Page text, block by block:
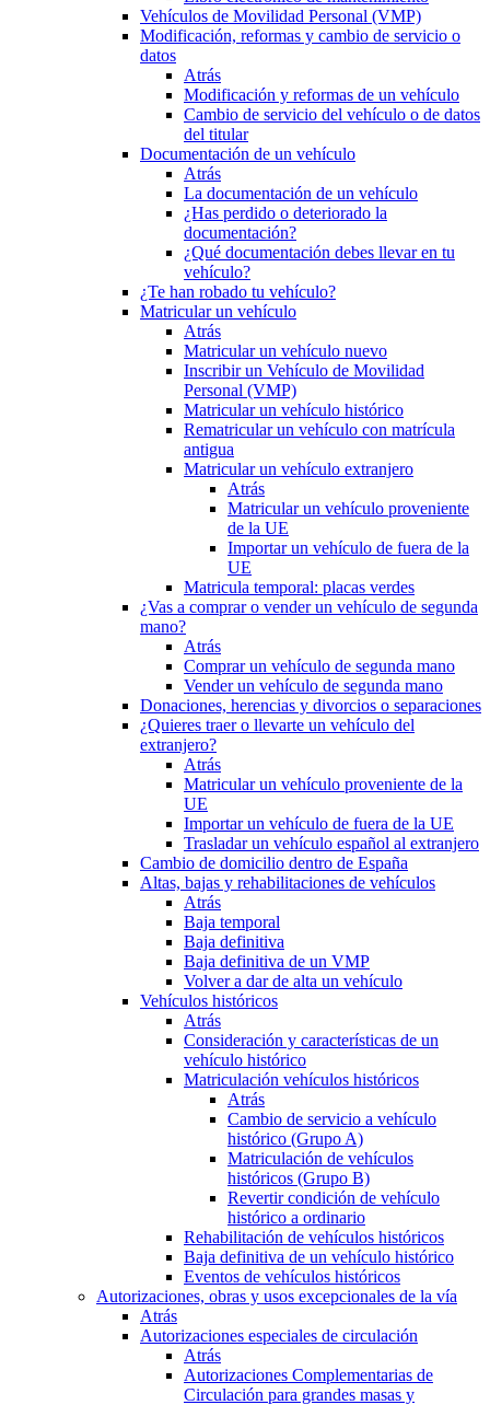
Vehículos de Movilidad Personal (VMP)
Modificación, reformas y cambio de servicio o
datos
Atrás
Modificación y reformas de un vehículo
Cambio de servicio del vehículo o de datos
del titular
Documentación de un vehículo
Atrás
La documentación de un vehículo
¿Has perdido o deteriorado la
documentación?
¿Qué documentación debes llevar en tu
vehículo?
¿Te han robado tu vehículo?
Matricular un vehículo
Atrás
Matricular un vehículo nuevo
Inscribir un Vehículo de Movilidad
Personal (VMP)
Matricular un vehículo histórico
Rematricular un vehículo con matrícula
antigua
Matricular un vehículo extranjero
Atrás
Matricular un vehículo proveniente
de la UE
Importar un vehículo de fuera de la
UE
Matricula temporal: placas verdes
¿Vas a comprar o vender un vehículo de segunda
mano?
Atrás
Comprar un vehículo de segunda mano
Vender un vehículo de segunda mano
Donaciones, herencias y divorcios o separaciones
¿Quieres traer o llevarte un vehículo del
extranjero?
Atrás
Matricular un vehículo proveniente de la
UE
Importar un vehículo de fuera de la UE
Trasladar un vehículo español al extranjero
Cambio de domicilio dentro de España
Altas, bajas y rehabilitaciones de vehículos
Atrás
Baja temporal
Baja definitiva
Baja definitiva de un VMP
Volver a dar de alta un vehículo
Vehículos históricos
Atrás
Consideración y características de un
vehículo histórico
Matriculación vehículos históricos
Atrás
Cambio de servicio a vehículo
histórico (Grupo A)
Matriculación de vehículos
históricos (Grupo B)
Revertir condición de vehículo
histórico a ordinario
Rehabilitación de vehículos históricos
Baja definitiva de un vehículo histórico
Eventos de vehículos históricos
Autorizaciones, obras y usos excepcionales de la vía
Atrás
Autorizaciones especiales de circulación
Atrás
Autorizaciones Complementarias de
Circulación para grandes masas y